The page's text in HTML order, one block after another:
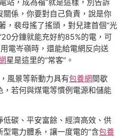
係，你要對自己負責，說是你
，裴母搖了搖頭，對兒建首個“光
分鐘就能充好約85%的電，可
電岑嶺時，還能給電網反向送
星是這里的“常客”。
風景等新動力具有包養網 間歇
若何與煤電等慣例電源和儲能
低碳、平安富餘、經濟高效、供
電力體系，讓一度電的“含包養